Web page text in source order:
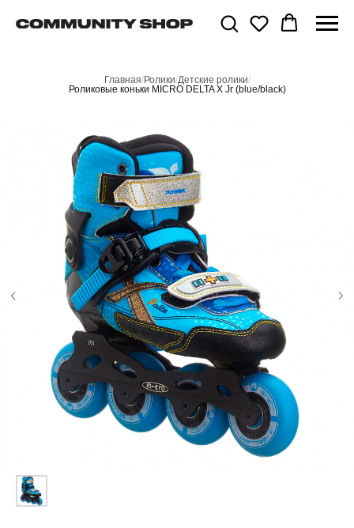
Главная/Ролики/Детские ролики/
Роликовые коньки MICRO DELTA X Jr (blue/black)